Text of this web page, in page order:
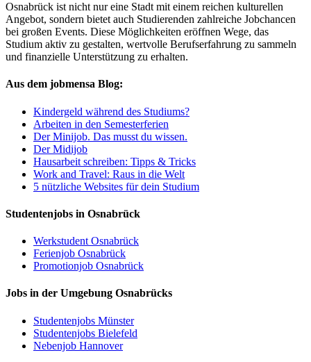
Osnabrück ist nicht nur eine Stadt mit einem reichen kulturellen
Angebot, sondern bietet auch Studierenden zahlreiche Jobchancen
bei großen Events. Diese Möglichkeiten eröffnen Wege, das
Studium aktiv zu gestalten, wertvolle Berufserfahrung zu sammeln
und finanzielle Unterstützung zu erhalten.
Aus dem jobmensa Blog:
Kindergeld während des Studiums?
Arbeiten in den Semesterferien
Der Minijob. Das musst du wissen.
Der Midijob
Hausarbeit schreiben: Tipps & Tricks
Work and Travel: Raus in die Welt
5 nützliche Websites für dein Studium
Studentenjobs in Osnabrück
Werkstudent Osnabrück
Ferienjob Osnabrück
Promotionjob Osnabrück
Jobs in der Umgebung Osnabrücks
Studentenjobs Münster
Studentenjobs Bielefeld
Nebenjob Hannover